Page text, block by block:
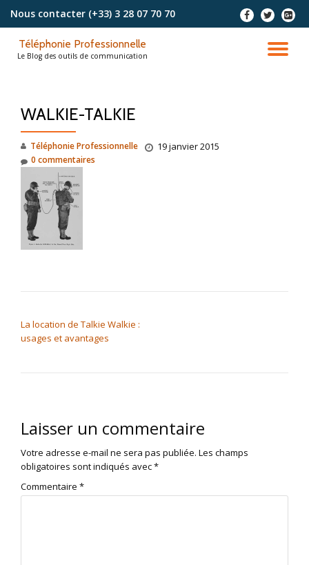
contenu
Nous contacter (+33) 3 28 07 70 70 - - -
Téléphonie Professionnelle
Le Blog des outils de communication
WALKIE-TALKIE
Téléphonie Professionnelle 19 janvier 2015
0 commentaires
La location de Talkie Walkie :
usages et avantages
Laisser un commentaire
Votre adresse e-mail ne sera pas publiée. Les champs
obligatoires sont indiqués avec*
Commentaire *